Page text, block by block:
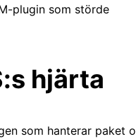
plugin som störde
hjärta
som hanterar paket